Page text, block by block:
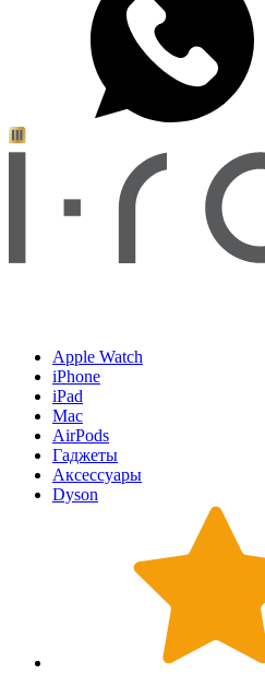
Apple Watch
iPhone
iPad
Mac
AirPods
Гаджеты
Аксессуары
Dyson